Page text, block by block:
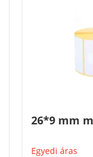
26*9 mm
Egyedi áras